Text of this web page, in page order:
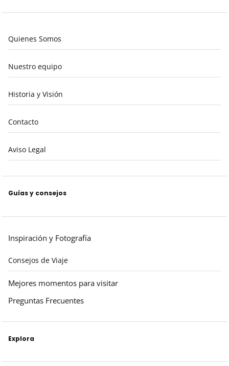
Quienes Somos
Nuestro equipo
Historia y Visión
Contacto
Aviso Legal
Guías y consejos
Inspiración y Fotografía
Consejos de Viaje
Mejores momentos para visitar
Preguntas Frecuentes
Explora